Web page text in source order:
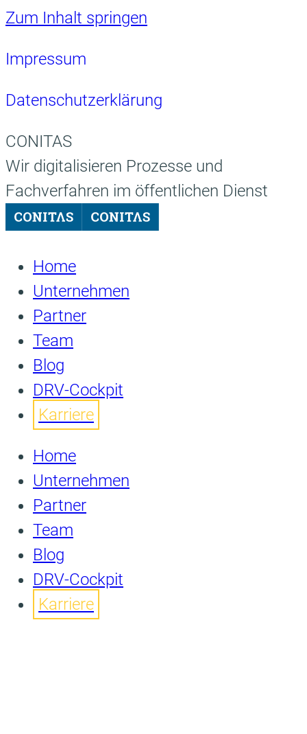
Zum Inhalt springen
Impressum
Datenschutzerklärung
CONITAS
Wir digitalisieren Prozesse und
Fachverfahren im öffentlichen Dienst
Home
Unternehmen
Partner
Team
Blog
DRV-Cockpit
Karriere
Home
Unternehmen
Partner
Team
Blog
DRV-Cockpit
Karriere